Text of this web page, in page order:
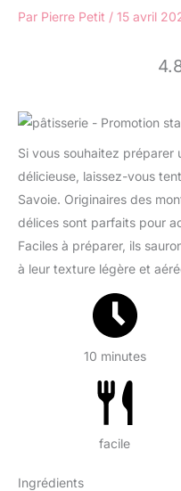
Par Pierre Petit / 15 avril
Si vous souhaitez préparer
délicieuse, laissez-vous
Savoie. Originaires des
délices sont parfaits pour
Faciles à préparer, ils
à leur texture légère et
10 minutes
facile
Ingrédients